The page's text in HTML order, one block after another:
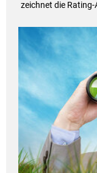
zeichnet die